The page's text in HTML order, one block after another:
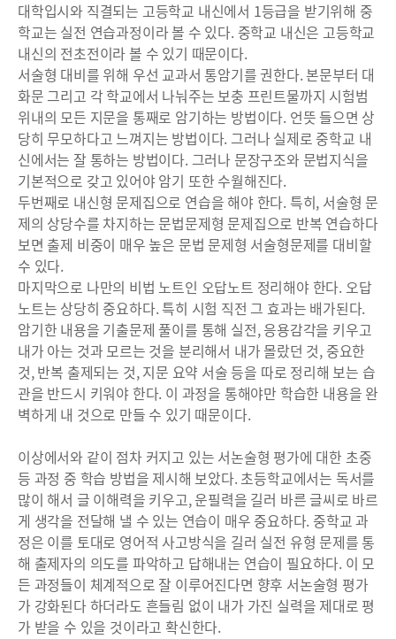
대학입시와 직결되는 고등학교 내신에서 1등급을 받기위해 중
학교는 실전 연습과정이라 볼 수 있다. 중학교 내신은 고등학교
내신의 전초전이라 볼 수 있기 때문이다.
서술형 대비를 위해 우선 교과서 통암기를 권한다. 본문부터 대
화문 그리고 각 학교에서 나눠주는 보충 프린트물까지 시험범
위내의 모든 지문을 통째로 암기하는 방법이다. 언뜻 들으면 상
당히 무모하다고 느껴지는 방법이다. 그러나 실제로 중학교 내
신에서는 잘 통하는 방법이다. 그러나 문장구조와 문법지식을
기본적으로 갖고 있어야 암기 또한 수월해진다.
두번째로 내신형 문제집으로 연습을 해야 한다. 특히, 서술형 문
제의 상당수를 차지하는 문법문제형 문제집으로 반복 연습하다
보면 출제 비중이 매우 높은 문법 문제형 서술형문제를 대비할
수 있다.
마지막으로 나만의 비법 노트인 오답노트 정리해야 한다. 오답
노트는 상당히 중요하다. 특히 시험 직전 그 효과는 배가된다.
암기한 내용을 기출문제 풀이를 통해 실전, 응용감각을 키우고
내가 아는 것과 모르는 것을 분리해서 내가 몰랐던 것, 중요한
것, 반복 출제되는 것, 지문 요약 서술 등을 따로 정리해 보는 습
관을 반드시 키워야 한다. 이 과정을 통해야만 학습한 내용을 완
벽하게 내 것으로 만들 수 있기 때문이다.
이상에서와 같이 점차 커지고 있는 서논술형 평가에 대한 초중
등 과정 중 학습 방법을 제시해 보았다. 초등학교에서는 독서를
많이 해서 글 이해력을 키우고, 운필력을 길러 바른 글씨로 바르
게 생각을 전달해 낼 수 있는 연습이 매우 중요하다. 중학교 과
정은 이를 토대로 영어적 사고방식을 길러 실전 유형 문제를 통
해 출제자의 의도를 파악하고 답해내는 연습이 필요하다. 이 모
든 과정들이 체계적으로 잘 이루어진다면 향후 서논술형 평가
가 강화된다 하더라도 흔들림 없이 내가 가진 실력을 제대로 평
가 받을 수 있을 것이라고 확신한다.